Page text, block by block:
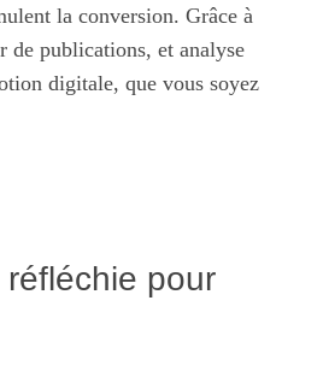
la conversion. Grâce à
de publications, et analyse
digitale, que vous soyez
pour